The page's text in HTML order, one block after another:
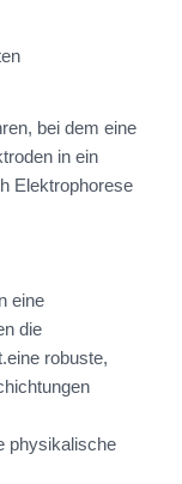
bei dem eine
in ein
Elektrophorese
eine
die
robuste,
physikalische